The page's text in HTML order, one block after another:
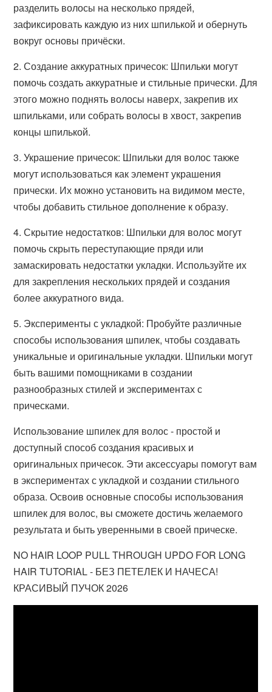
разделить волосы на несколько прядей,
зафиксировать каждую из них шпилькой и обернуть
вокруг основы причёски.
2. Создание аккуратных причесок: Шпильки могут
помочь создать аккуратные и стильные прически. Для
этого можно поднять волосы наверх, закрепив их
шпильками, или собрать волосы в хвост, закрепив
концы шпилькой.
3. Украшение причесок: Шпильки для волос также
могут использоваться как элемент украшения
прически. Их можно установить на видимом месте,
чтобы добавить стильное дополнение к образу.
4. Скрытие недостатков: Шпильки для волос могут
помочь скрыть переступающие пряди или
замаскировать недостатки укладки. Используйте их
для закрепления нескольких прядей и создания
более аккуратного вида.
5. Эксперименты с укладкой: Пробуйте различные
способы использования шпилек, чтобы создавать
уникальные и оригинальные укладки. Шпильки могут
быть вашими помощниками в создании
разнообразных стилей и экспериментах с
прическами.
Использование шпилек для волос - простой и
доступный способ создания красивых и
оригинальных причесок. Эти аксессуары помогут вам
в экспериментах с укладкой и создании стильного
образа. Освоив основные способы использования
шпилек для волос, вы сможете достичь желаемого
результата и быть уверенными в своей прическе.
NO HAIR LOOP PULL THROUGH UPDO FOR LONG
HAIR TUTORIAL - БЕЗ ПЕТЕЛЕК И НАЧЕСА!
КРАСИВЫЙ ПУЧОК 2026